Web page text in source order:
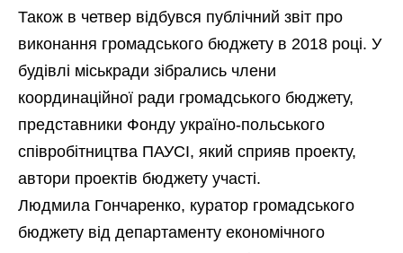
Також в четвер відбувся публічний звіт про
виконання громадського бюджету в 2018 році. У
будівлі міськради зібрались члени
координаційної ради громадського бюджету,
представники Фонду україно-польського
співробітництва ПАУСІ, який сприяв проекту,
автори проектів бюджету участі.
Людмила Гончаренко, куратор громадського
бюджету від департаменту економічного